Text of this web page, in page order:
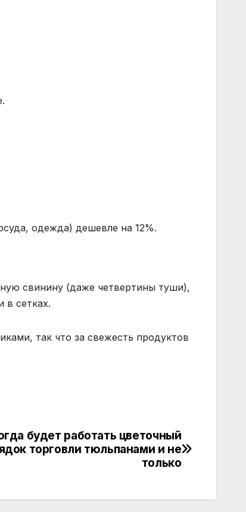
одежда) дешевле на 12%.
свинину (даже четвертины туши),
сетках.
так что за свежесть продуктов
будет работать цветочный
торговли тюльпанами и не
только